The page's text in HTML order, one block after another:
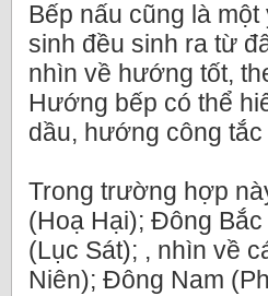
Bếp nấu cũng là
sinh đều sinh ra từ
nhìn về hướng tốt,
Hướng bếp có thể
dầu, hướng công
Trong trường hợp
(Hoạ Hại); Đông
(Lục Sát); , nhìn về
Niên); Đông Nam